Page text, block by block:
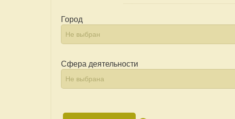
Город
Сфера деятельности